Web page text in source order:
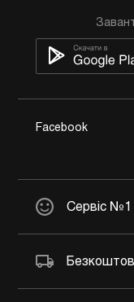
Facebook
Сервіс №1